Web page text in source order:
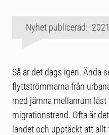
Nyhet publicerad:
Så är det dags igen. Ända
flyttströmmarna från
med jämna mellanrum
migrationstrend. Ofta är
landet och upptäckt att allt